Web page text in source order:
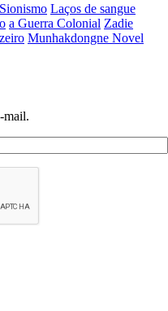
Laços de sangue
a Guerra Colonial Zadie
Munhakdongne Novel
mail.